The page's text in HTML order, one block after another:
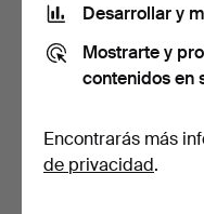
32 USDDesarrollar y
Mostrarte y
contenidos en
Encontrarás más
de privacidad.